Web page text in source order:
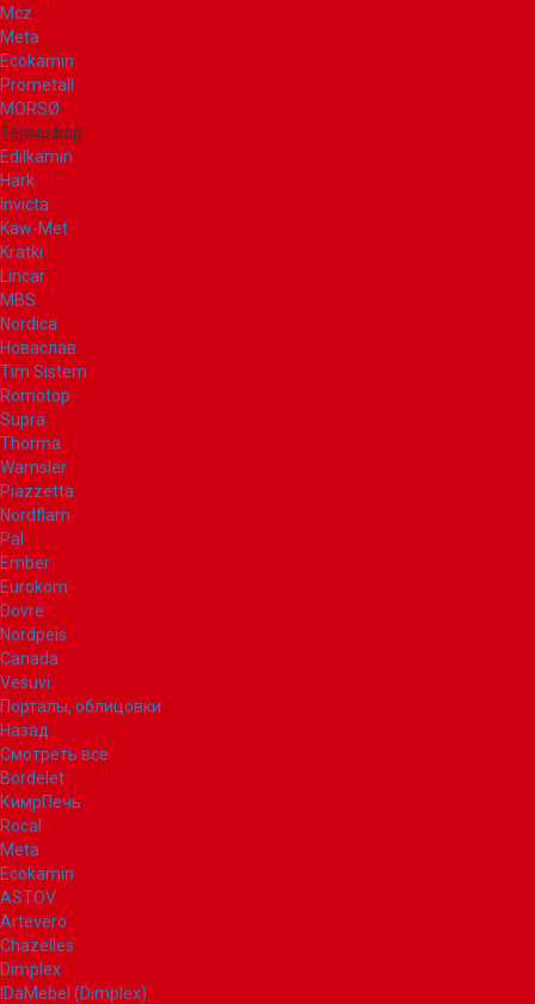
Mcz
Meta
Ecokamin
Prometall
MORSØ
Термофор
Edilkamin
Hark
Invicta
Kaw-Met
Kratki
Lincar
MBS
Nordica
Новаслав
Tim Sistem
Romotop
Supra
Thorma
Wamsler
Piazzetta
Nordflam
Pal
Ember
Eurokom
Dovre
Nordpeis
Canada
Vesuvi
Порталы, облицовки
Назад
Смотреть все
Bordelet
КимрПечь
Rocal
Meta
Ecokamin
ASTOV
Artevero
Chazelles
Dimplex
IDaMebel (Dimplex)